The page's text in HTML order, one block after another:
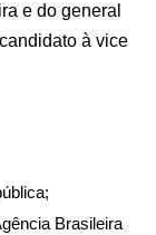
e do general
à vice
Brasileira